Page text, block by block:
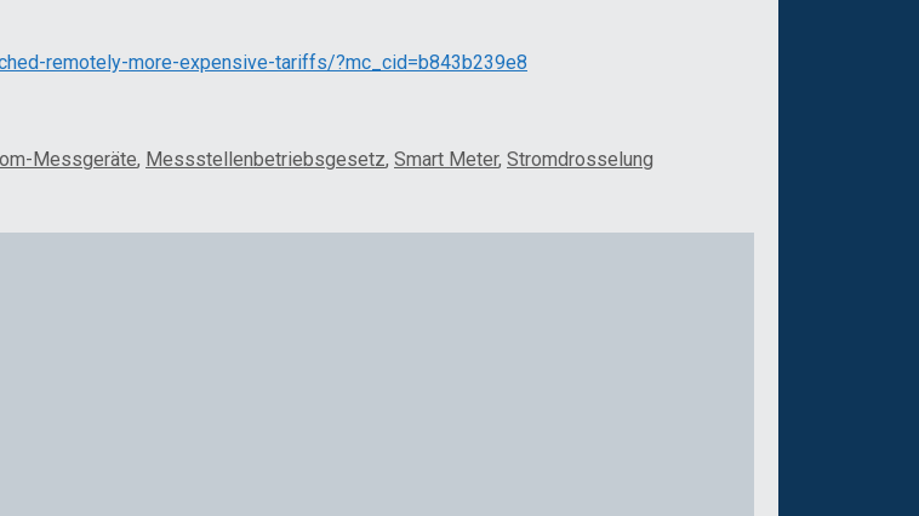
remotely-more-expensive-tariffs/?mc_cid=b843b239e8
Messgeräte, Messstellenbetriebsgesetz, Smart Meter, Stromdrosselung